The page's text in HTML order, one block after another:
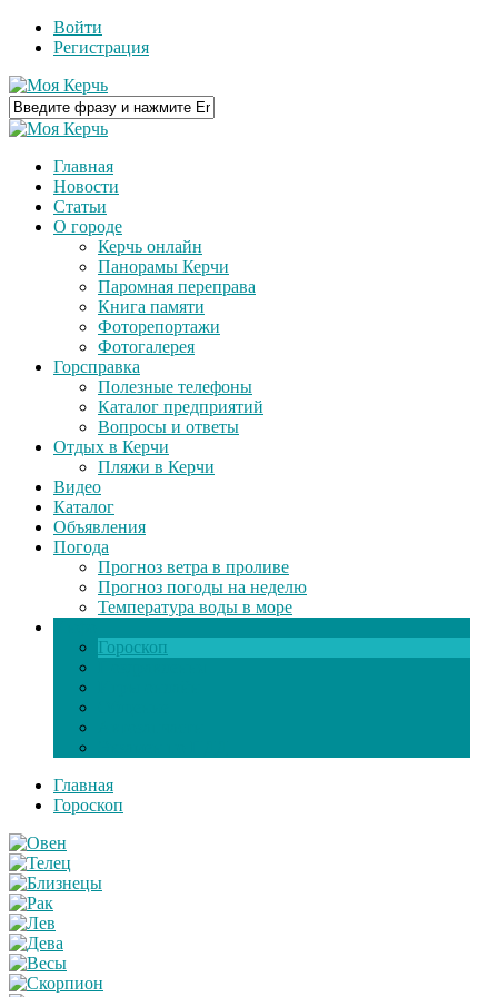
Войти
Регистрация
Главная
Новости
Статьи
О городе
Керчь онлайн
Панорамы Керчи
Паромная переправа
Книга памяти
Фоторепортажи
Фотогалерея
Горсправка
Полезные телефоны
Каталог предприятий
Вопросы и ответы
Отдых в Керчи
Пляжи в Керчи
Видео
Каталог
Объявления
Погода
Прогноз ветра в проливе
Прогноз погоды на неделю
Температура воды в море
Гороскоп
Главная
Гороскоп